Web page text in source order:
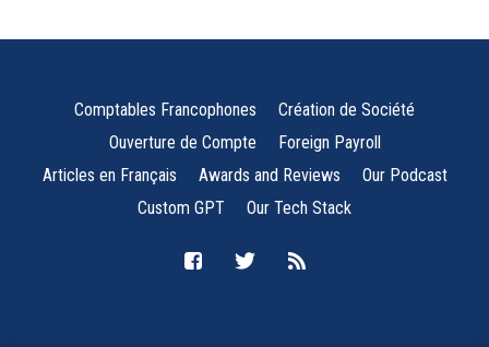
Comptables Francophones
Création de Société
Ouverture de Compte
Foreign Payroll
Articles en Français
Awards and Reviews
Our Podcast
Custom GPT
Our Tech Stack